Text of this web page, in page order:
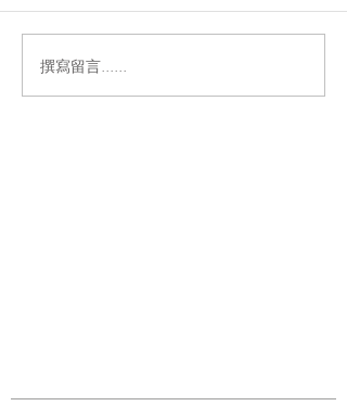
撰寫留言......